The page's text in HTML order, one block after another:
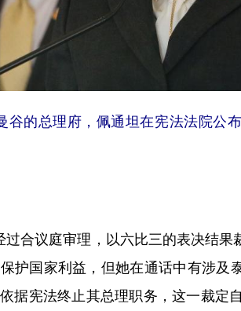
谷的总理府，佩通坦在宪法法院公
议庭审理，以六比三的表决结果
护国家利益，但她在通话中有涉及
据宪法终止其总理职务，这一裁定